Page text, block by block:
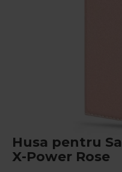
Husa pentru
X-Power Rose